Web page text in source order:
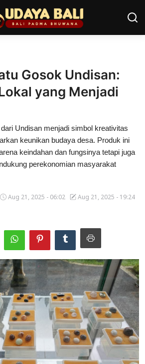
Gosok Undisan:
yang Menjadi
Undisan menjadi simbol kreativitas
keunikan budaya desa. Produk ini
keindahan dan fungsinya tetapi juga
perekonomian masyarakat
Aug 21, 2025 - 06:02 Aug 21, 2025 - 19:24